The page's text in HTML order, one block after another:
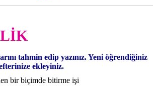
tahmin edip yazınız. Yeni öğrendiğiniz
ekleyiniz.
bir biçimde bitirme işi